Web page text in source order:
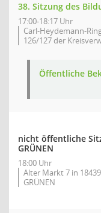
38. Sitzung des
17:00-18:17 Uhr
Carl-Heydemann-
126/127 der
Öffentliche
nicht öffentliche
GRÜNEN
18:00 Uhr
Alter Markt 7 in
GRÜNEN